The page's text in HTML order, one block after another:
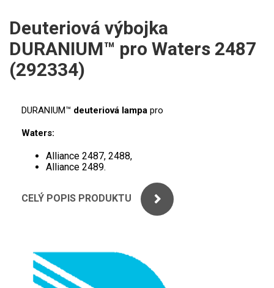
PERKINELMER
SHIMADZU
THERMO ELECTRON (UNICAM)
ANALYTIK JENA
STANDARDY
ICP
AGILENT
SPECTRO
PERKINELMER
UV-VIS FLUO
MS/SPM
Deuteriová výbojka
DURANIUM™ pro Waters 2487
(292334)
DURANIUM™ deuteriová lampa pro
Waters:
Alliance 2487, 2488,
Alliance 2489.
CELÝ POPIS PRODUKTU